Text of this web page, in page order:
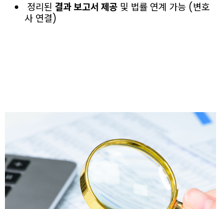
정리된 결과 보고서 제공 및 법률 연계 가능 (변호
사 연결)